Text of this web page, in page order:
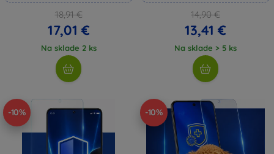
18,91 €
17,01 €
Na sklade 2 ks
14,90 €
13,41 €
Na sklade > 5 ks
-10% -10%